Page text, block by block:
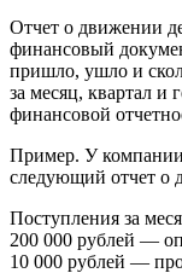
Отчет о движении
финансовый
пришло, ушло и
за месяц, квартал и
финансовой
Пример. У
следующий отчет о
Поступления за
200 000 рублей —
10 000 рублей —